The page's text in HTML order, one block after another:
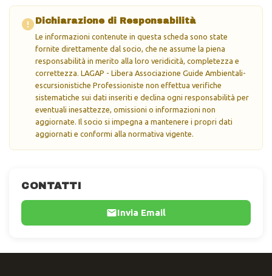
CONTATTI
Invia Email
Dichiarazione di Responsabilità
Le informazioni contenute in questa scheda sono state
fornite direttamente dal socio, che ne assume la piena
responsabilità in merito alla loro veridicità, completezza e
correttezza. LAGAP - Libera Associazione Guide Ambientali-
escursionistiche Professioniste non effettua verifiche
sistematiche sui dati inseriti e declina ogni responsabilità per
eventuali inesattezze, omissioni o informazioni non
aggiornate. Il socio si impegna a mantenere i propri dati
aggiornati e conformi alla normativa vigente.